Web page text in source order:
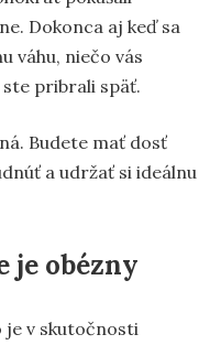
Dokonca aj keď sa
váhu, niečo vás
ste pribrali späť.
Budete mať dosť
a udržať si ideálnu
je obézny
je v skutočnosti